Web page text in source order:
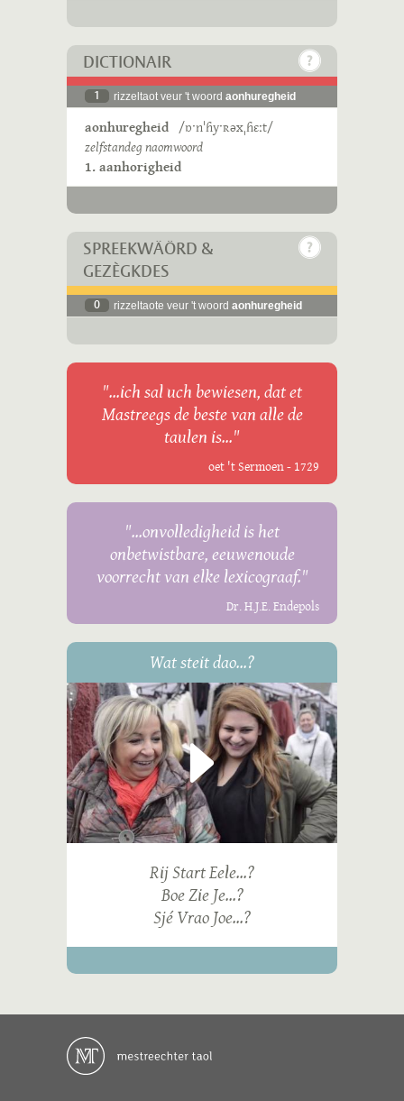
DICTIONAIR
1 rizzeltaot veur 't woord aonhuregheid
aonhuregheid /ɒˑnˈɦyˑʀəxˌɦɛːt/
zelfstandeg naomwoord
1. aanhorigheid
SPREEKWÄÖRD &
GEZÈGKDES
0 rizzeltaote veur 't woord aonhuregheid
"...ich sal uch bewiesen, dat et
Mastreegs de beste van alle de
taulen is..."
oet 't Sermoen - 1729
"...onvolledigheid is het
onbetwistbare, eeuwenoude
voorrecht van elke lexicograaf."
Dr. H.J.E. Endepols
Wat steit dao...?
Rij Start Eele...?
Boe Zie Je...?
Sjé Vrao Joe...?